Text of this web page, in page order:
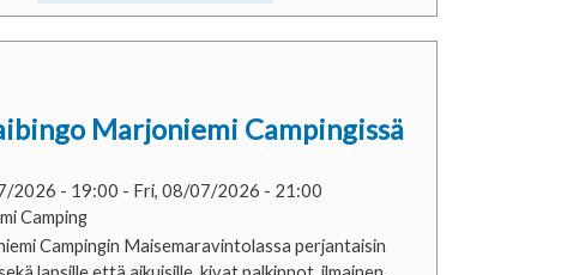
Marjoniemi Campingissä
2026 - 19:00 - Fri, 08/07/2026 - 21:00
Camping
Campingin Maisemaravintolassa perjantaisin